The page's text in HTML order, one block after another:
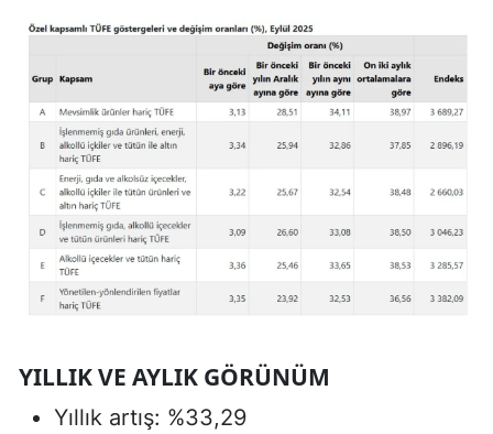
YILLIK VE AYLIK GÖRÜNÜM
Yıllık artış: %33,29